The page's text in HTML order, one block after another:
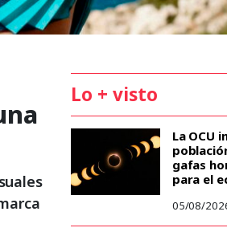
Lo + visto
La OCU
gafas
para el
05/08/